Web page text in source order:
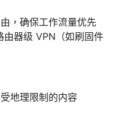
，确保工作流量优先
由器级 VPN（如刷固件
地理限制的内容